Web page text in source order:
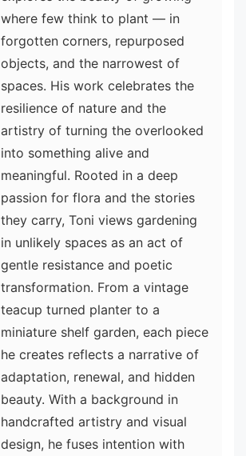
where few think to plant — in
forgotten corners, repurposed
objects, and the narrowest of
spaces. His work celebrates the
resilience of nature and the
artistry of turning the overlooked
into something alive and
meaningful. Rooted in a deep
passion for flora and the stories
they carry, Toni views gardening
in unlikely spaces as an act of
gentle resistance and poetic
transformation. From a vintage
teacup turned planter to a
miniature shelf garden, each piece
he creates reflects a narrative of
adaptation, renewal, and hidden
beauty. With a background in
handcrafted artistry and visual
design, he fuses intention with